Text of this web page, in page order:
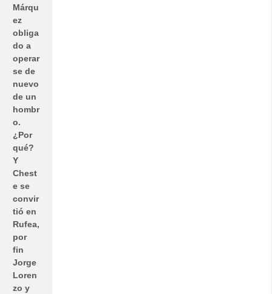
Márqu
ez
obliga
do a
operar
se de
nuevo
de un
hombr
o.
¿Por
qué?
Y
Chest
e se
convir
tió en
Rufea,
por
fin
Jorge
Loren
zo y